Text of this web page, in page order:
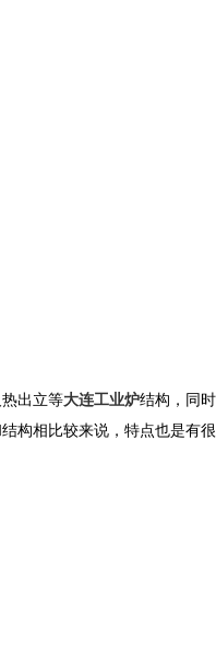
出立等大连工业炉结构，同时
构相比较来说，特点也是有很